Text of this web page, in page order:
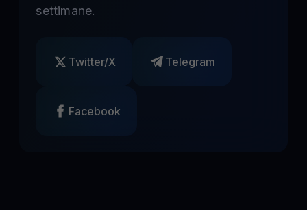
settimane.
Twitter/X Telegram
Facebook